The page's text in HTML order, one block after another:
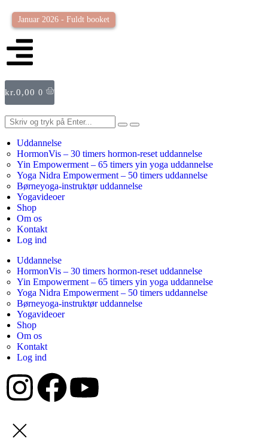
kr.0,00 0
Uddannelse
HormonVis – 30 timers hormon-reset uddannelse
Yin Empowerment – 65 timers yin yoga uddannelse
Yoga Nidra Empowerment – 50 timers uddannelse
Børneyoga-instruktør uddannelse
Yogavideoer
Shop
Om os
Kontakt
Log ind
Uddannelse
HormonVis – 30 timers hormon-reset uddannelse
Yin Empowerment – 65 timers yin yoga uddannelse
Yoga Nidra Empowerment – 50 timers uddannelse
Børneyoga-instruktør uddannelse
Yogavideoer
Shop
Om os
Kontakt
Log ind
Januar 2026 - Fuldt booket